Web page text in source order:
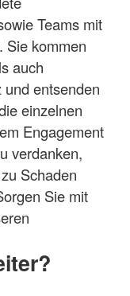
Teams mit
Sie kommen
auch
entsenden
einzelnen
Engagement
verdanken,
Schaden
Sie mit